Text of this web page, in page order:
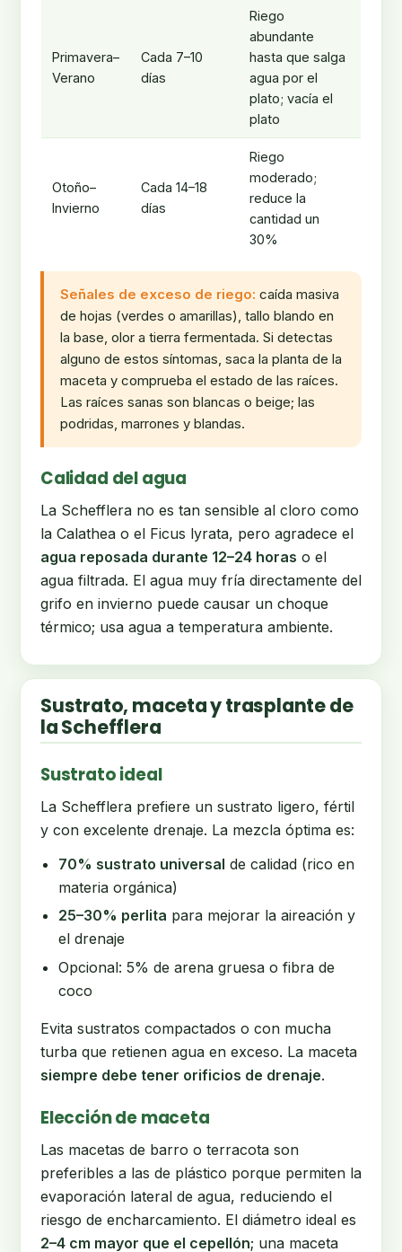
Primavera–
Verano
Cada 7–10
días
Riego
abundante
hasta que salga
agua por el
plato; vacía el
plato
Otoño–
Invierno
Cada 14–18
días
Riego
moderado;
reduce la
cantidad un
30%
Señales de exceso de riego: caída masiva
de hojas (verdes o amarillas), tallo blando en
la base, olor a tierra fermentada. Si detectas
alguno de estos síntomas, saca la planta de la
maceta y comprueba el estado de las raíces.
Las raíces sanas son blancas o beige; las
podridas, marrones y blandas.
Calidad del agua
La Schefflera no es tan sensible al cloro como
la Calathea o el Ficus lyrata, pero agradece el
agua reposada durante 12–24 horas o el
agua filtrada. El agua muy fría directamente del
grifo en invierno puede causar un choque
térmico; usa agua a temperatura ambiente.
Sustrato, maceta y trasplante de
la Schefflera
Sustrato ideal
La Schefflera prefiere un sustrato ligero, fértil
y con excelente drenaje. La mezcla óptima es:
70% sustrato universal de calidad (rico en
materia orgánica)
25–30% perlita para mejorar la aireación y
el drenaje
Opcional: 5% de arena gruesa o fibra de
coco
Evita sustratos compactados o con mucha
turba que retienen agua en exceso. La maceta
siempre debe tener orificios de drenaje.
Elección de maceta
Las macetas de barro o terracota son
preferibles a las de plástico porque permiten la
evaporación lateral de agua, reduciendo el
riesgo de encharcamiento. El diámetro ideal es
2–4 cm mayor que el cepellón; una maceta